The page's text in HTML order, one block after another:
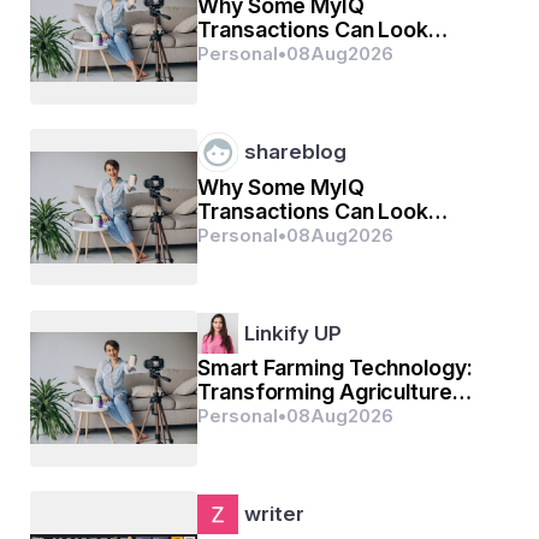
Why Some MyIQ
Transactions Can Look
Unfamiliar at First
Personal •08Aug2026
shareblog
Why Some MyIQ
Transactions Can Look
Unfamiliar at First
Personal•08Aug2026
Linkify UP
Smart Farming Technology:
Transforming Agriculture
Through Digital Innovation
Personal •08Aug2026
writer